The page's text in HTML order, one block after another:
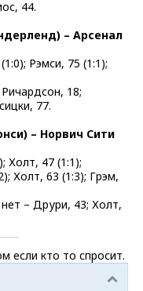
44.
– Арсенал
Рэмси, 75 (1:1);
18;
77.
– Норвич Сити
Холт, 47 (1:1);
Холт, 63 (1:3); Грэм,
– Друри, 43; Холт,
если кто то спросит.